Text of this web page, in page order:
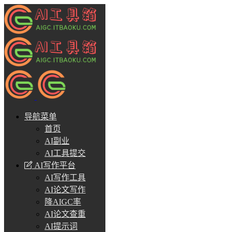
导航菜单
首页
AI副业
AI工具提交
AI写作平台
AI写作工具
AI论文写作
降AIGC率
AI论文查重
AI提示词